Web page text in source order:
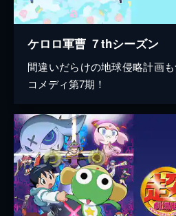
ケロロ軍曹 ７thシーズン
間違いだらけの地球侵略計画
コメディ第7期！